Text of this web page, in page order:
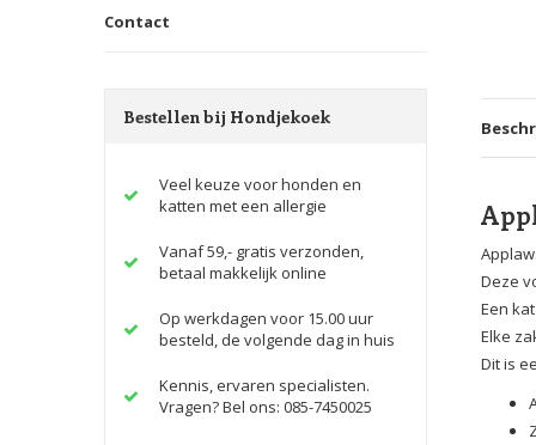
Contact
Bestellen bij Hondjekoek
Veel keuze voor honden en
katten met een allergie
Vanaf 59,- gratis verzonden,
betaal makkelijk online
Op werkdagen voor 15.00 uur
besteld, de volgende dag in huis
Kennis, ervaren specialisten.
Vragen? Bel ons: 085-7450025
Deze
Een
Elke
Dit is